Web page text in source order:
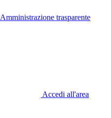
Amministrazione trasparente
Accedi all'area